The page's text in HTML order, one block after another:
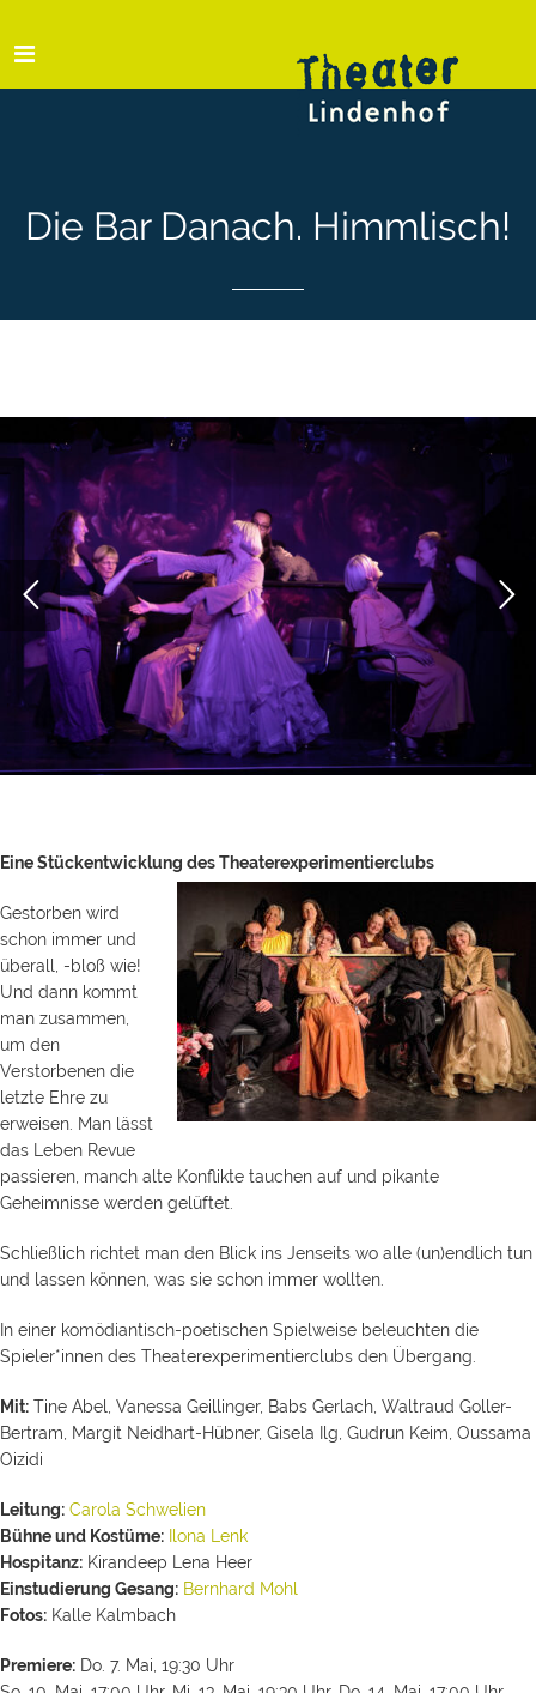
Die Bar Danach. Himmlisch!
Eine Stückentwicklung des Theaterexperimentierclubs
Gestorben wird
schon immer und
überall, -bloß wie!
Und dann kommt
man zusammen,
um den
Verstorbenen die
letzte Ehre zu
erweisen. Man lässt
das Leben Revue
passieren, manch alte Konflikte tauchen auf und pikante
Geheimnisse werden gelüftet.
Schließlich richtet man den Blick ins Jenseits wo alle (un)endlich tun
und lassen können, was sie schon immer wollten.
In einer komödiantisch-poetischen Spielweise beleuchten die
Spieler*innen des Theaterexperimentierclubs den Übergang.
Mit: Tine Abel, Vanessa Geillinger, Babs Gerlach, Waltraud Goller-
Bertram, Margit Neidhart-Hübner, Gisela Ilg, Gudrun Keim, Oussama
Oizidi
Leitung: Carola Schwelien
Bühne und Kostüme: Ilona Lenk
Hospitanz: Kirandeep Lena Heer
Einstudierung Gesang: Bernhard Mohl
Fotos: Kalle Kalmbach
Premiere: Do. 7. Mai, 19:30 Uhr